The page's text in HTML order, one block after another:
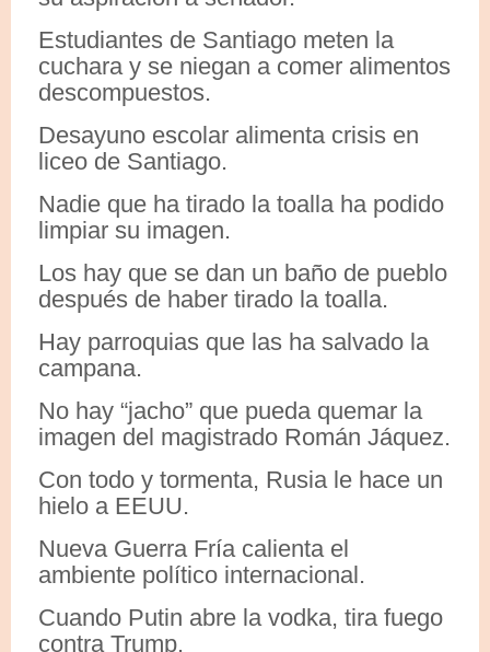
Estudiantes de Santiago meten la
cuchara y se niegan a comer alimentos
descompuestos.
Desayuno escolar alimenta crisis en
liceo de Santiago.
Nadie que ha tirado la toalla ha podido
limpiar su imagen.
Los hay que se dan un baño de pueblo
después de haber tirado la toalla.
Hay parroquias que las ha salvado la
campana.
No hay “jacho” que pueda quemar la
imagen del magistrado Román Jáquez.
Con todo y tormenta, Rusia le hace un
hielo a EEUU.
Nueva Guerra Fría calienta el
ambiente político internacional.
Cuando Putin abre la vodka, tira fuego
contra Trump.